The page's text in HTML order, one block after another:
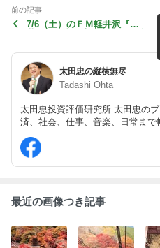
前の記事
7/6（土）のＦＭ軽井沢『軽
太田忠の縦横無尽
Tadashi Ohta
太田忠投資評価研究所 太田忠の
済、社会、仕事、音楽、日常まで
最近の画像つき記事